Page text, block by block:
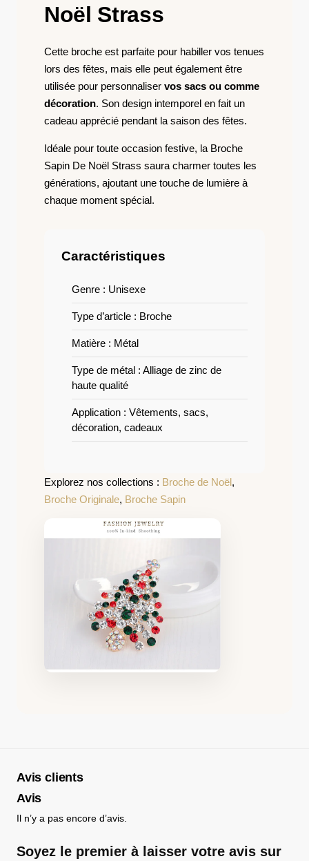
Noël Strass
Cette broche est parfaite pour habiller vos tenues
lors des fêtes, mais elle peut également être
utilisée pour personnaliser vos sacs ou comme
décoration. Son design intemporel en fait un
cadeau apprécié pendant la saison des fêtes.
Idéale pour toute occasion festive, la Broche
Sapin De Noël Strass saura charmer toutes les
générations, ajoutant une touche de lumière à
chaque moment spécial.
Caractéristiques
Genre : Unisexe
Type d’article : Broche
Matière : Métal
Type de métal : Alliage de zinc de
haute qualité
Application : Vêtements, sacs,
décoration, cadeaux
Explorez nos collections : Broche de Noël,
Broche Originale, Broche Sapin
Avis clients
Avis
Il n’y a pas encore d’avis.
Soyez le premier à laisser votre avis sur